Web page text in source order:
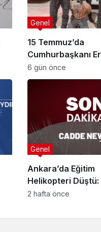
15 Temmuz’da
Cumhurbaşkanı
Suikast
FETÖ Firarisi B.K.
Yakalandı
Genel
6 gün önce
Ankara’da Eğitim
Helikopteri Düştü:
Yaralandı
Genel
2 hafta önce